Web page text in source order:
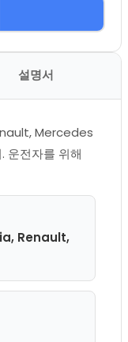
설명서
Mercedes
운전자를 위해
Renault,